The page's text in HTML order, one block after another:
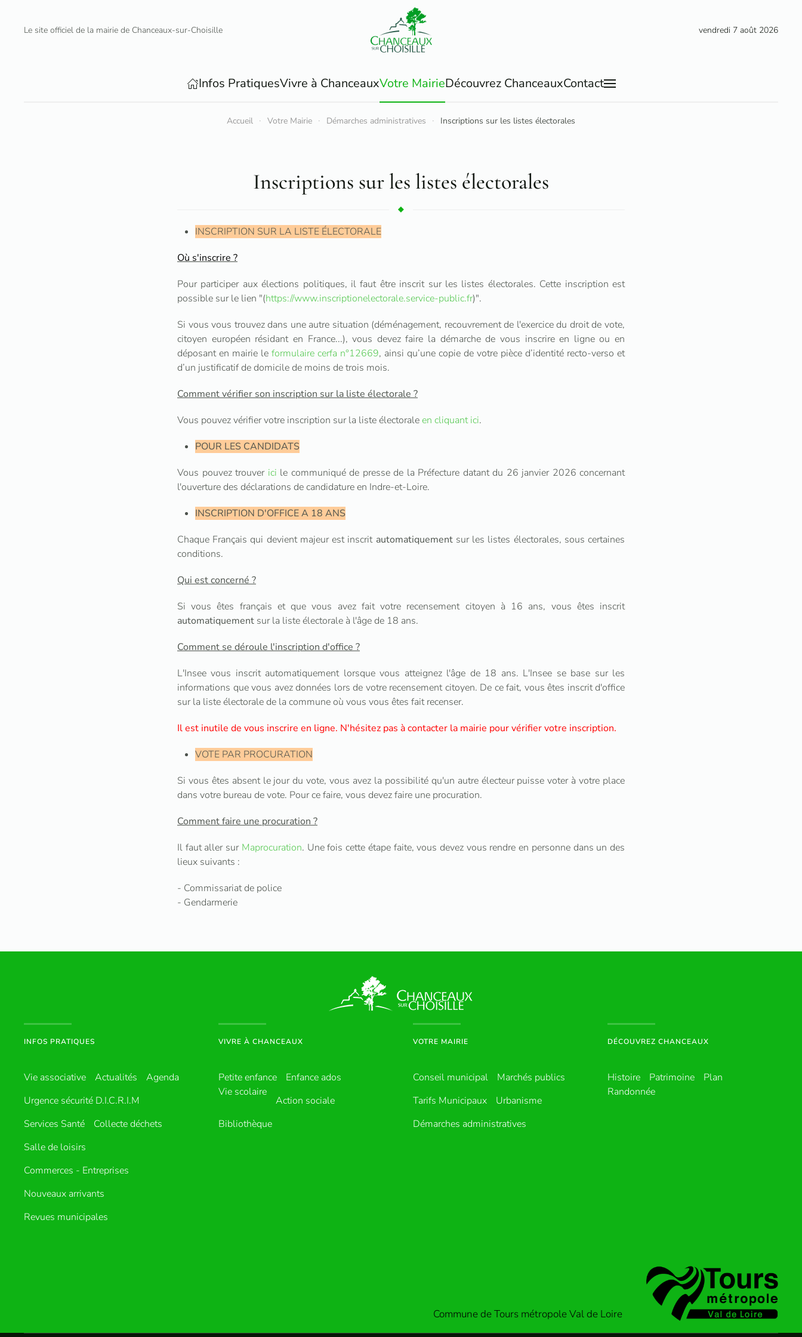
Accéder au contenu principal
Le site officiel de la mairie de Chanceaux-sur-Choisille vendredi 7 août 2026
Infos PratiquesVivre à ChanceauxVotre MairieDécouvrez ChanceauxContact
Accueil Votre Mairie Démarches administratives Inscriptions sur les listes électorales
Inscriptions sur les listes électorales
INSCRIPTION SUR LA LISTE ÉLECTORALE
Où s'inscrire ?
Pour participer aux élections politiques, il faut être inscrit sur les listes électorales. Cette inscription est
possible sur le lien "(https://www.inscriptionelectorale.service-public.fr)".
Si vous vous trouvez dans une autre situation (déménagement, recouvrement de l'exercice du droit de vote,
citoyen européen résidant en France...), vous devez faire la démarche de vous inscrire en ligne ou en
déposant en mairie le formulaire cerfa n°12669, ainsi qu’une copie de votre pièce d’identité recto-verso et
d’un justificatif de domicile de moins de trois mois.
Comment vérifier son inscription sur la liste électorale ?
Vous pouvez vérifier votre inscription sur la liste électoraleen cliquant ici.
POUR LES CANDIDATS
Vous pouvez trouver ici le communiqué de presse de la Préfecture datant du 26 janvier 2026 concernant
l'ouverture des déclarations de candidature en Indre-et-Loire.
INSCRIPTION D'OFFICE A 18 ANS
Chaque Français qui devient majeur est inscrit automatiquementsur les listes électorales, sous certaines
conditions.
Qui est concerné ?
Si vous êtes français et que vous avez fait votre recensement citoyen à 16 ans, vous êtes inscrit
automatiquement sur la liste électorale à l'âge de 18 ans.
Comment se déroule l'inscription d'office ?
L'Insee vous inscrit automatiquement lorsque vous atteignez l'âge de 18 ans. L'Insee se base sur les
informations que vous avez données lors de votre recensement citoyen. De ce fait, vous êtes inscrit d'office
sur la liste électorale de la commune où vous vous êtes fait recenser.
Il est inutile de vous inscrire en ligne. N'hésitez pas à contacter la mairie pour vérifier votre inscription.
VOTE PAR PROCURATION
Si vous êtes absent le jour du vote, vous avez la possibilité qu'un autre électeur puisse voter à votre place
dans votre bureau de vote. Pour ce faire, vous devez faire une procuration.
Comment faire une procuration ?
Il faut aller sur Maprocuration. Une fois cette étape faite, vous devez vous rendre en personne dans un des
lieux suivants :
- Commissariat de police
- Gendarmerie
INFOS PRATIQUES
Vie associative Actualités
Agenda
Urgence sécurité D.I.C.R.I.M
Services Santé
Collecte déchets
Salle de loisirs
Commerces - Entreprises
Nouveaux arrivants
Revues municipales
VIVRE À CHANCEAUX
Petite enfance
Enfance ados
Vie scolaire
Action sociale
Bibliothèque
VOTRE MAIRIE
Conseil municipal
Marchés publics
Tarifs Municipaux
Urbanisme
Démarches administratives
DÉCOUVREZ CHANCEAUX
Histoire Patrimoine
Plan
Randonnée
Commune de Tours métropole Val de Loire